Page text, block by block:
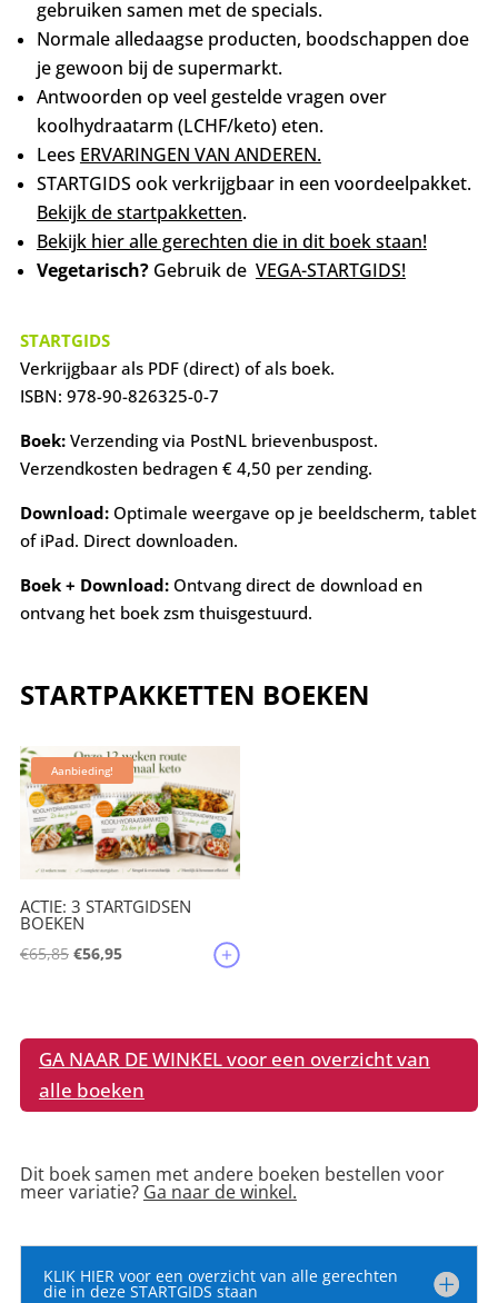
gebruiken samen met de specials.
Normale alledaagse producten, boodschappen doe
je gewoon bij de supermarkt.
Antwoorden op veel gestelde vragen over
koolhydraatarm (LCHF/keto) eten.
Lees ERVARINGEN VAN ANDEREN.
STARTGIDS ook verkrijgbaar in een voordeelpakket.
Bekijk de startpakketten.
Bekijk hier alle gerechten die in dit boek staan!
Vegetarisch?Gebruik de VEGA-STARTGIDS!
STARTGIDS
Verkrijgbaar als PDF (direct) of als boek.
ISBN: 978-90-826325-0-7
Boek: Verzending via PostNL brievenbuspost.
Verzendkosten bedragen € 4,50 per zending.
Download: Optimale weergave op je beeldscherm, tablet
of iPad. Direct downloaden.
Boek + Download: Ontvang direct de download en
ontvang het boek zsm thuisgestuurd.
STARTPAKKETTEN BOEKEN
Aanbieding!
ACTIE: 3 STARTGIDSEN
BOEKEN
€65,85 Oorspronkelijke
€65,85.
€56,95Huidige
€56,95.
GA NAAR DE WINKEL voor een overzicht van
alle boeken
Dit boek samen met andere boeken bestellen voor
meer variatie? Ga naar de winkel.
KLIK HIER voor een overzicht van alle gerechten
die in deze STARTGIDS staan